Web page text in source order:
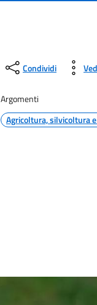
Condividi
Argomenti
Agricoltura, silvicoltura